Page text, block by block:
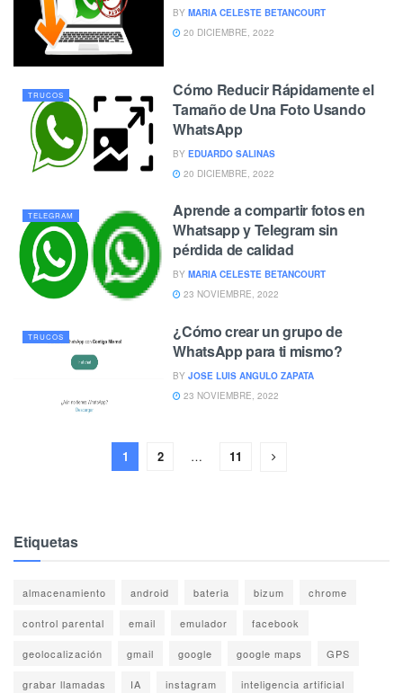
BY MARIA CELESTE BETANCOURT
20 DICIEMBRE, 2022
TRUCOS
Cómo Reducir Rápidamente el
Tamaño de Una Foto Usando
WhatsApp
BY EDUARDO SALINAS
20 DICIEMBRE, 2022
TELEGRAM
Aprende a compartir fotos en
Whatsapp y Telegram sin
pérdida de calidad
BY MARIA CELESTE BETANCOURT
23 NOVIEMBRE, 2022
TRUCOS
¿Cómo crear un grupo de
WhatsApp para ti mismo?
BY JOSE LUIS ANGULO ZAPATA
23 NOVIEMBRE, 2022
1 2 … 11
Etiquetas
almacenamiento android bateria bizum chrome
control parental email emulador facebook
geolocalización gmail google google maps GPS
grabar llamadas IA instagram inteligencia artificial